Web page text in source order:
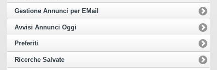
Gestione Annunci per EMail
Avvisi Annunci Oggi
Preferiti
Ricerche Salvate